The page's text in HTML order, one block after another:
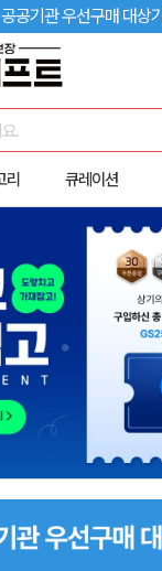
공공기관 우선구매 대상
.
리 큐레이션